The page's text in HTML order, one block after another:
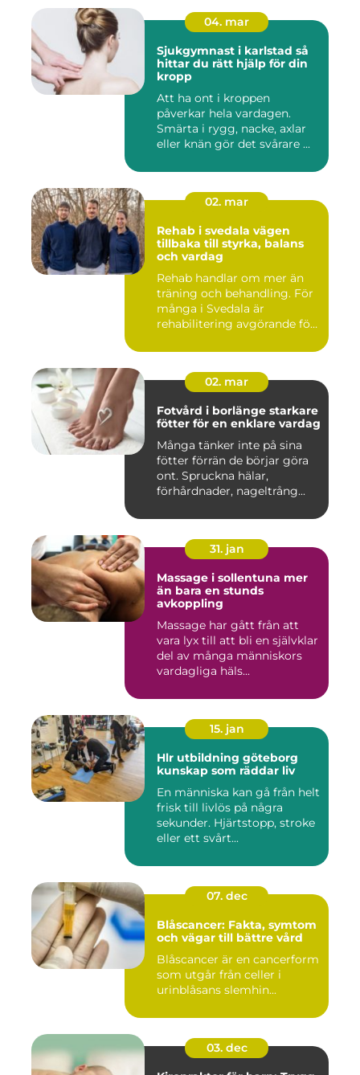
04. mar
Sjukgymnast i karlstad så
hittar du rätt hjälp för din
kropp
Att ha ont i kroppen
påverkar hela vardagen.
Smärta i rygg, nacke, axlar
eller knän gör det svårare ...
02. mar
Rehab i svedala vägen
tillbaka till styrka, balans
och vardag
Rehab handlar om mer än
träning och behandling. För
många i Svedala är
rehabilitering avgörande för
02. mar
Fotvård i borlänge starkare
fötter för en enklare vardag
Många tänker inte på sina
fötter förrän de börjar göra
ont. Spruckna hälar,
förhårdnader, nageltrång...
31. jan
Massage i sollentuna mer
än bara en stunds
avkoppling
Massage har gått från att
vara lyx till att bli en självklar
del av många människors
vardagliga häls...
15. jan
Hlr utbildning göteborg
kunskap som räddar liv
En människa kan gå från helt
frisk till livlös på några
sekunder. Hjärtstopp, stroke
eller ett svårt...
07. dec
Blåscancer: Fakta, symtom
och vägar till bättre vård
Blåscancer är en cancerform
som utgår från celler i
urinblåsans slemhin...
03. dec